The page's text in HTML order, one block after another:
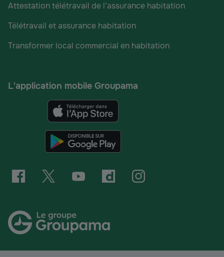
Attestation télétravail de l’assurance habitation
Télétravail et assurance habitation
Transformer local commercial en habitation
L'application mobile Groupama